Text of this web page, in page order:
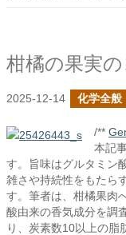
柑橘の果実
2025-12-14 化学全般
/**
本記
す。旨味はグルタミン
雑さや持続性をもたら
す。筆者は、柑橘果肉
酸由来の香気成分を調
り、炭素数10以上の脂